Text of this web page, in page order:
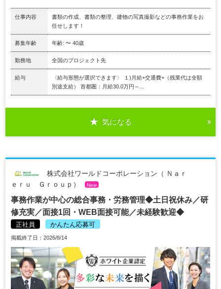
仕事内容
書類の作成、書類の整理、建物の写真撮影などの事務作業をお
任せします！
募集年齢 年齢: 〜 40歳
勤務地 全国のプロジェクト先
給与
〈給与形態が選択できます〉 １)月給+交通費+（残業代は全額
別途支給） 首都圏：月給30.0万円～...
気になる
株式会社ワールドコーポレーション（ Ｎａｒ
ｅｒｕ Ｇｒｏｕｐ）
New
事務作業が中心の総合事務・労務管理◆土日祝休み／研
修充実／面接1回・WEB面接可能／未経験歓迎◆
正社員 かんたん応募可
掲載終了日：2026/8/14